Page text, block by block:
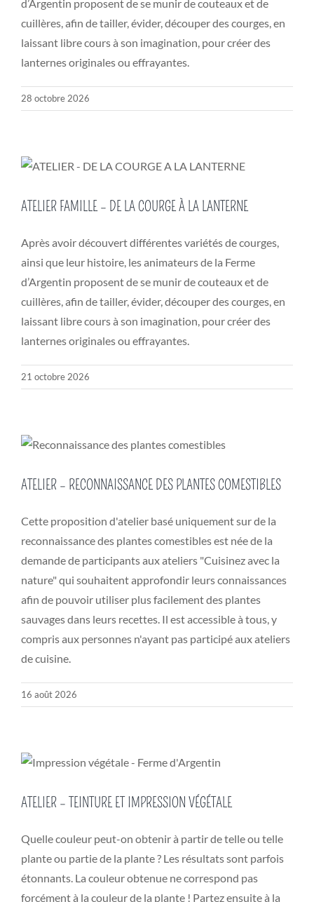
d’Argentin proposent de se munir de couteaux et de
cuillères, afin de tailler, évider, découper des courges, en
laissant libre cours à son imagination, pour créer des
lanternes originales ou effrayantes.
28 octobre 2026
ATELIER FAMILLE – DE LA COURGE À LA LANTERNE
Après avoir découvert différentes variétés de courges,
ainsi que leur histoire, les animateurs de la Ferme
d’Argentin proposent de se munir de couteaux et de
cuillères, afin de tailler, évider, découper des courges, en
laissant libre cours à son imagination, pour créer des
lanternes originales ou effrayantes.
21 octobre 2026
ATELIER – RECONNAISSANCE DES PLANTES COMESTIBLES
Cette proposition d'atelier basé uniquement sur de la
reconnaissance des plantes comestibles est née de la
demande de participants aux ateliers "Cuisinez avec la
nature" qui souhaitent approfondir leurs connaissances
afin de pouvoir utiliser plus facilement des plantes
sauvages dans leurs recettes. Il est accessible à tous, y
compris aux personnes n'ayant pas participé aux ateliers
de cuisine.
16 août 2026
ATELIER – TEINTURE ET IMPRESSION VÉGÉTALE
Quelle couleur peut-on obtenir à partir de telle ou telle
plante ou partie de la plante ? Les résultats sont parfois
étonnants. La couleur obtenue ne correspond pas
forcément à la couleur de la plante ! Partez ensuite à la